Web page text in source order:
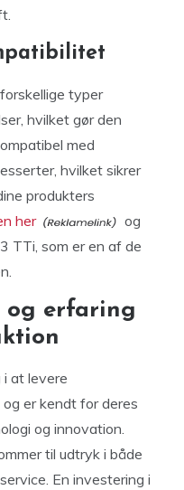
typer
hvilket gør den
med
hvilket sikrer
produkters
her
og
TTi, som er en af de
og erfaring
i at levere
er kendt for deres
og innovation.
til udtryk i både
En investering i